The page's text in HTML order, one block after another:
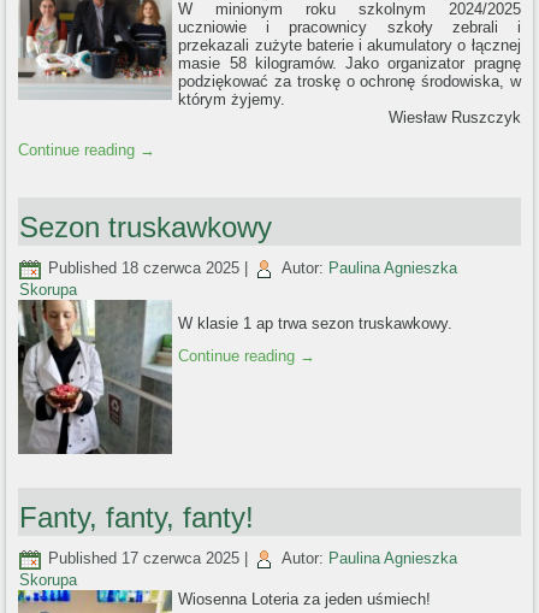
W minionym roku szkolnym 2024/2025
uczniowie i pracownicy szkoły zebrali i
przekazali zużyte baterie i akumulatory o łącznej
masie 58 kilogramów. Jako organizator pragnę
podziękować za troskę o ochronę środowiska, w
którym żyjemy.
Wiesław Ruszczyk
Continue reading →
Sezon truskawkowy
Published 18 czerwca 2025 Autor: Paulina Agnieszka
Skorupa
W klasie 1 ap trwa sezon truskawkowy.
Continue reading →
Fanty, fanty, fanty!
Published 17 czerwca 2025 Autor: Paulina Agnieszka
Skorupa
Wiosenna Loteria za jeden uśmiech!